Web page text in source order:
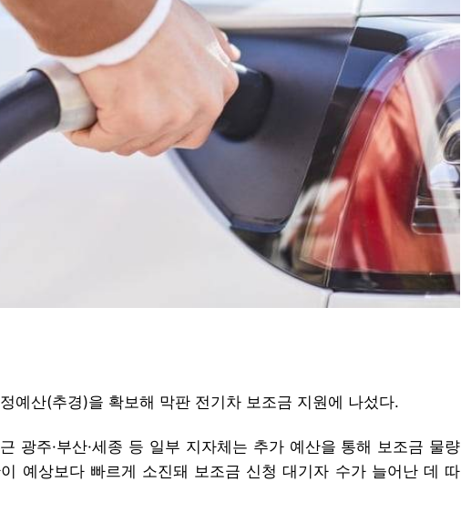
예산(추경)을 확보해 막판 전기차 보조금 지원에 나섰다.
광주·부산·세종 등 일부 지자체는 추가 예산을 통해 보조금 물량
예상보다 빠르게 소진돼 보조금 신청 대기자 수가 늘어난 데 따